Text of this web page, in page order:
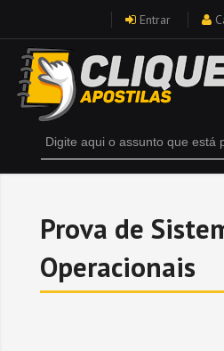
Entrar
Prova de
Operacionais